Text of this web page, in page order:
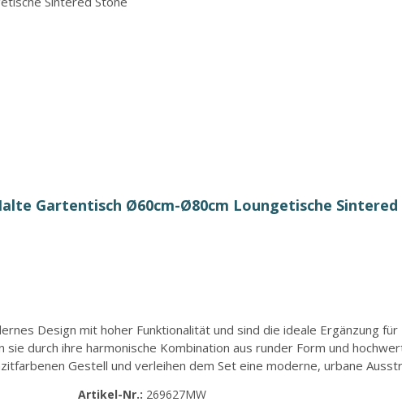
Gartentisch Ø60cm-Ø80cm Loungetische Sintered
Design mit hoher Funktionalität und sind die ideale Ergänzung
durch ihre harmonische Kombination aus runder Form und
Gestell und verleihen dem Set eine moderne, urbane
Artikel-Nr.: 269627MW